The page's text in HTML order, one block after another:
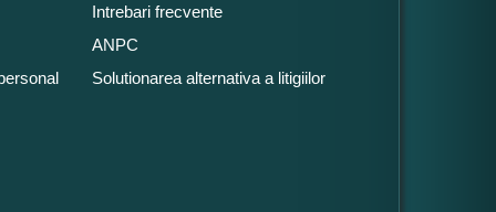
Intrebari frecvente
ANPC
Solutionarea alternativa a litigiilor